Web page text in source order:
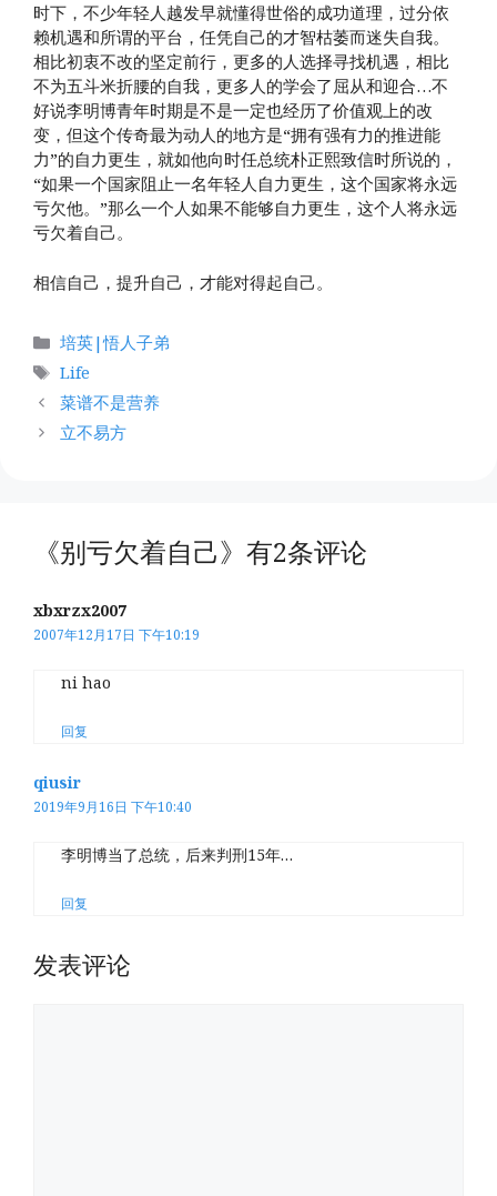
时下，不少年轻人越发早就懂得世俗的成功道理，过分依
赖机遇和所谓的平台，任凭自己的才智枯萎而迷失自我。
相比初衷不改的坚定前行，更多的人选择寻找机遇，相比
不为五斗米折腰的自我，更多人的学会了屈从和迎合…不
好说李明博青年时期是不是一定也经历了价值观上的改
变，但这个传奇最为动人的地方是“拥有强有力的推进能
力”的自力更生，就如他向时任总统朴正熙致信时所说的，
“如果一个国家阻止一名年轻人自力更生，这个国家将永远
亏欠他。”那么一个人如果不能够自力更生，这个人将永远
亏欠着自己。
相信自己，提升自己，才能对得起自己。
分
类
培英|悟人子弟
标
签
Life
菜谱不是营养
立不易方
《别亏欠着自己》有2条评论
xbxrzx2007
2007年12月17日 下午10:19
ni hao
回复
qiusir
2019年9月16日 下午10:40
李明博当了总统，后来判刑15年…
回复
发表评论